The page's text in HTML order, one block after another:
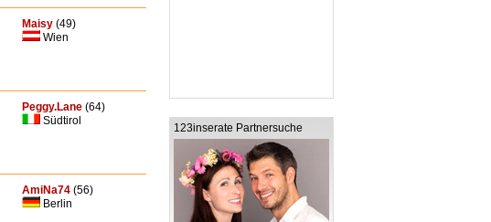
Maisy (49)
Wien
Peggy.Lane (64)
Südtirol
AmiNa74 (56)
Berlin
123inserate Partnersuche